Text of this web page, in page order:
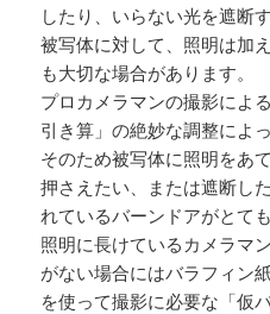
したり、いらない光を遮断
被写体に対して、照明は加
も大切な場合があります。
プロカメラマンの撮影によ
引き算」の絶妙な調整によ
そのため被写体に照明をあ
押さえたい、または遮断し
れているバーンドアがとて
照明に長けているカメラマ
がない場合にはバラフィン
を使って撮影に必要な「仮